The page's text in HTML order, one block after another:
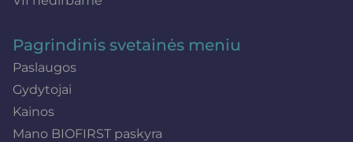
Pagrindinis svetainės meniu
Paslaugos
Gydytojai
Kainos
Mano BIOFIRST paskyra